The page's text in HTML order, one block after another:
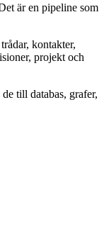
är en pipeline som
kontakter,
projekt och
till databas, grafer,